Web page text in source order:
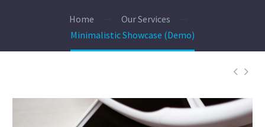
Home
Our Services
Minimalistic Showcase (Demo)
 